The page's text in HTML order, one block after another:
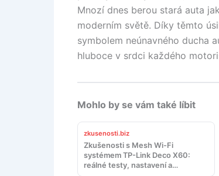
Mnozí dnes berou stará auta
moderním světě. Díky těmto
symbolem neúnavného ducha
hluboce v srdci každého
Mohlo by se vám také líbit
zkusenosti.biz
Zkušenosti s Mesh Wi-Fi
systémem TP-Link Deco X60:
reálné testy, nastavení a